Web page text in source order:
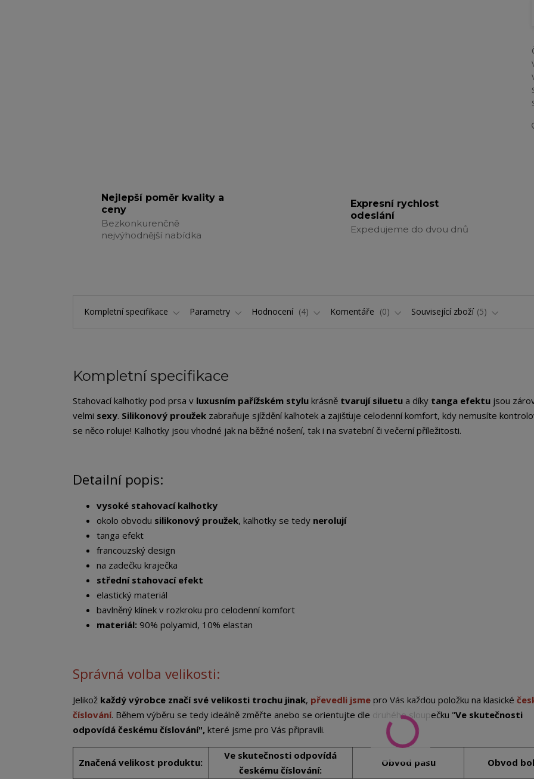
Nejlepší poměr kvality a
ceny
Bezkonkurenčně
nejvýhodnější nabídka
Expresní rychlost
odeslání
Expedujeme do dvou dnů
Kompletní specifikace Parametry Hodnocení 4 Komentáře 0 Související zboží 5
Kompletní specifikace
Stahovací kalhotky pod prsa v luxusním pařížském stylu krásně tvarují siluetu a díky tanga efektu jsou
velmi sexy. Silikonový proužek zabraňuje sjíždění kalhotek a zajišťuje celodenní komfort, kdy nemusíte
se něco roluje! Kalhotky jsou vhodné jak na běžné nošení, tak i na svatební či večerní příležitosti.
Detailní popis:
vysoké stahovací kalhotky
okolo obvodu silikonový proužek, kalhotky se tedy nerolují
tanga efekt
francouzský design
na zadečku kraječka
střední stahovací efekt
elastický materiál
bavlněný klínek v rozkroku pro celodenní komfort
materiál: 90% polyamid, 10% elastan
Správná volba velikosti:
Jelikož každý výrobce značí své velikosti trochu jinak, převedli jsme pro Vás každou položku na klasické
číslování. Během výběru se tedy ideálně změřte anebo se orientujte dle druhého sloupečku "Ve skutečnosti
odpovídá českému číslování", které jsme pro Vás připravili.
Značená velikost produktu:
Ve skutečnosti odpovídá
českému číslování:
Obvod pasu Obvod